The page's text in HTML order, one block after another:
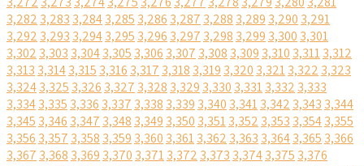
3,282 3,283 3,2843,285 3,286 3,287 3,288 3,289 3,290 3,291
3,292 3,293 3,2943,295 3,296 3,297 3,298 3,299 3,300 3,301
3,302 3,303 3,3043,305 3,306 3,307 3,308 3,309 3,310 3,3113,312
3,313 3,3143,315 3,316 3,317 3,318 3,319 3,320 3,3213,322 3,323
3,3243,325 3,326 3,327 3,328 3,329 3,330 3,3313,332 3,333
3,3343,335 3,336 3,337 3,338 3,339 3,340 3,3413,342 3,343 3,344
3,345 3,346 3,347 3,348 3,349 3,350 3,3513,352 3,353 3,3543,355
3,356 3,357 3,358 3,359 3,360 3,3613,362 3,363 3,3643,365 3,366
3,367 3,368 3,369 3,370 3,3713,372 3,373 3,3743,375 3,376